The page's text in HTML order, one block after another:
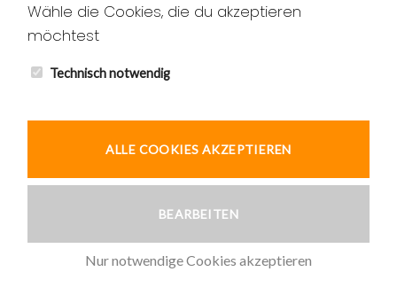
Widerruf
Kontakt
Wähle die Cookies, die du akzeptieren
möchtest
Technisch notwendig
ALLE COOKIES AKZEPTIEREN
BEARBEITEN
Nur notwendige Cookies akzeptieren